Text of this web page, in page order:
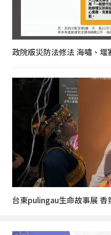
政院版災防法修法 海嘯、堰
台東pulingau生命故事展 香